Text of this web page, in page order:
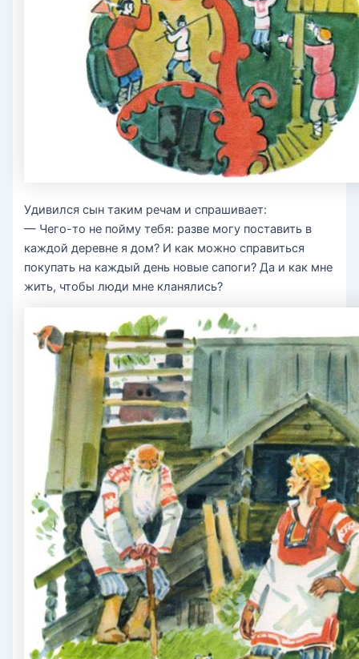
Удивился сын таким речам и спрашивает:
— Чего-то не пойму тебя: разве могу поставить в
каждой деревне я дом? И как можно справиться
покупать на каждый день новые сапоги? Да и как мне
жить, чтобы люди мне кланялись?